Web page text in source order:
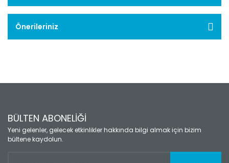
Önerileriniz
BÜLTEN ABONELİĞİ
Yeni gelenler, gelecek etkinlikler hakkında bilgi almak için bizim
bültene kaydolun.